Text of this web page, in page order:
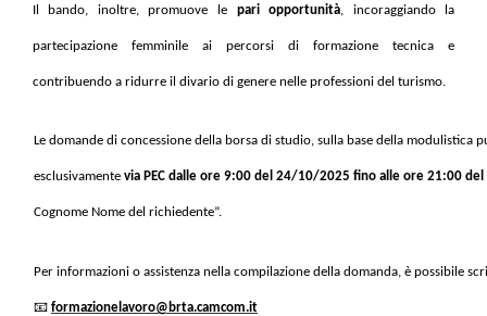
Il bando, inoltre, promuove le pari opportunità, incoraggiando la
partecipazione femminile ai percorsi di formazione tecnica e
contribuendo a ridurre il divario di genere nelle professioni del turismo.
Le domande di concessione della borsa di studio, sulla base della modulistica
esclusivamente via PEC dalle ore 9:00 del 24/10/2025 fino alle ore 21:00
Cognome Nome del richiedente”.
Per informazioni o assistenza nella compilazione della domanda, è possibile
📧 formazionelavoro@brta.camcom.it